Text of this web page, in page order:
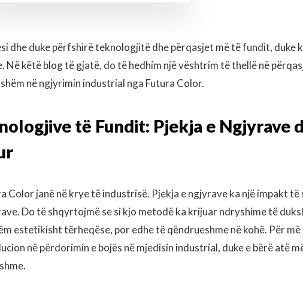
dhe duke përfshirë teknologjitë dhe përqasjet më të fundit, duke
Në këtë blog të gjatë, do të hedhim një vështrim të thellë në
në ngjyrimin industrial nga Futura Color.
të Fundit: Pjekja e Ngjyrave
Color janë në krye të industrisë. Pjekja e ngjyrave ka një impakt të
Do të shqyrtojmë se si kjo metodë ka krijuar ndryshime të
estetikisht tërheqëse, por edhe të qëndrueshme në kohë. Për më
në përdorimin e bojës në mjedisin industrial, duke e bërë atë